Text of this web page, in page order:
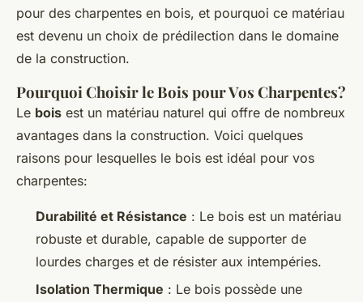
pour des charpentes en bois, et pourquoi ce matériau
est devenu un choix de prédilection dans le domaine
de la construction.
Pourquoi Choisir le Bois pour Vos Charpentes?
Le bois est un matériau naturel qui offre de nombreux
avantages dans la construction. Voici quelques
raisons pour lesquelles le bois est idéal pour vos
charpentes:
Durabilité et Résistance : Le bois est un matériau
robuste et durable, capable de supporter de
lourdes charges et de résister aux intempéries.
Isolation Thermique : Le bois possède une